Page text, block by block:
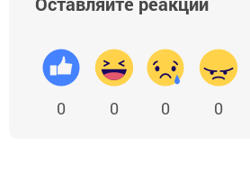
0 0 0 0